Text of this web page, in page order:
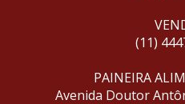
(11)
PAINEIRA
Avenida Doutor